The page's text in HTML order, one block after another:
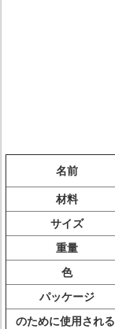
名前
材料
サイズ
重量
色
パッケージ
のために使用される